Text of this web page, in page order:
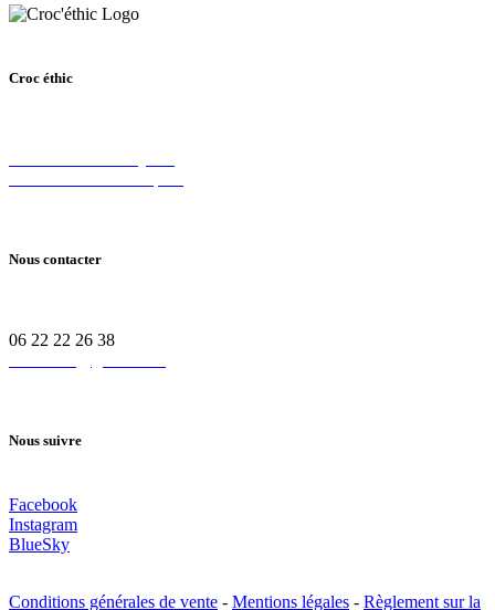
Croc éthic
Nous contacter
06 22 22 26 38
Nous suivre
Facebook
Instagram
BlueSky
Conditions générales de vente - Mentions légales - Règlement sur la